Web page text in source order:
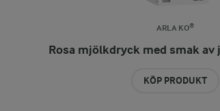
ARLA KO®
Rosa mjölkdryck med smak
KÖP PRODUKT